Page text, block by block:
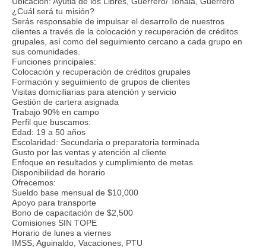
¿Cuál será tu misión?
Serás responsable de impulsar el desarrollo de nuestros
clientes a través de la colocación y recuperación de créditos
grupales, así como del seguimiento cercano a cada grupo en
sus comunidades.
Funciones principales:
Colocación y recuperación de créditos grupales
Formación y seguimiento de grupos de clientes
Visitas domiciliarias para atención y servicio
Gestión de cartera asignada
Trabajo 90% en campo
Perfil que buscamos:
Edad: 19 a 50 años
Escolaridad: Secundaria o preparatoria terminada
Gusto por las ventas y atención al cliente
Enfoque en resultados y cumplimiento de metas
Disponibilidad de horario
Ofrecemos:
Sueldo base mensual de $10,000
Apoyo para transporte
Bono de capacitación de $2,500
Comisiones SIN TOPE
Horario de lunes a viernes
IMSS, Aguinaldo, Vacaciones, PTU